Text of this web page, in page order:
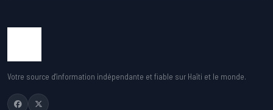
Votre source d'information indépendante et fiable sur Haïti et le monde.